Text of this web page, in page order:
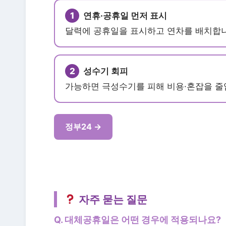
1
연휴·공휴일 먼저 표시
달력에 공휴일을 표시하고 연차를 배치합
2
성수기 회피
가능하면 극성수기를 피해 비용·혼잡을 줄
정부24 →
자주 묻는 질문
Q. 대체공휴일은 어떤 경우에 적용되나요?